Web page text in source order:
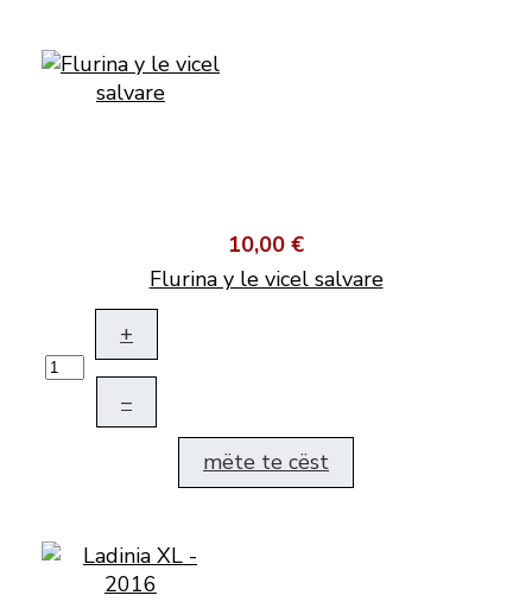
10,00 €
Flurina y le vicel salvare
+
–
mëte te cëst